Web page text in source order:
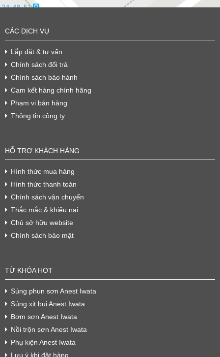
CÁC DỊCH VỤ
Lắp đặt & tư vấn
Chính sách đổi trả
Chính sách bảo hành
Cam kết hàng chính hãng
Phạm vi bán hàng
Thông tin công ty
HỖ TRỢ KHÁCH HÀNG
Hình thức mua hàng
Hình thức thanh toán
Chính sách vận chuyển
Thắc mắc & khiếu nại
Chủ sở hữu website
Chính sách bảo mật
TỪ KHÓA HOT
Súng phun sơn Anest Iwata
Súng xịt bụi Anest Iwata
Bơm sơn Anest Iwata
Nồi trộn sơn Anest Iwata
Phụ kiện Anest Iwata
Lưu ý khi đặt hàng